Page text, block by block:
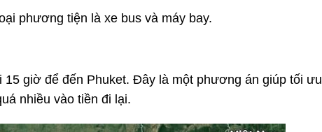
phương tiện là xe bus và máy bay.
giờ để đến Phuket. Đây là một phương án giúp tối ưu
nhiều vào tiền đi lại.